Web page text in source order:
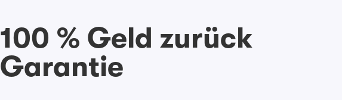
100 % Geld zurück
Garantie